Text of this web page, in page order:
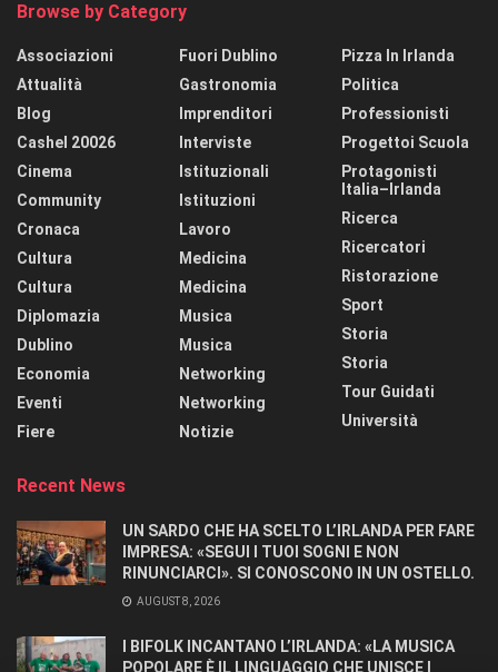
Browse by Category
Associazioni
Attualità
Blog
Cashel 20026
Cinema
Community
Cronaca
Cultura
Cultura
Diplomazia
Dublino
Economia
Eventi
Fiere
Fuori Dublino
Gastronomia
Imprenditori
Interviste
Istituzionali
Istituzioni
Lavoro
Medicina
Medicina
Musica
Musica
Networking
Networking
Notizie
Pizza In Irlanda
Politica
Professionisti
Progettoi Scuola
Protagonisti
Italia–Irlanda
Ricerca
Ricercatori
Ristorazione
Sport
Storia
Storia
Tour Guidati
Università
Recent News
UN SARDO CHE HA SCELTO L’IRLANDA PER FARE
IMPRESA: «SEGUI I TUOI SOGNI E NON
RINUNCIARCI». SI CONOSCONO IN UN OSTELLO.
AUGUST 8, 2026
I BIFOLK INCANTANO L’IRLANDA: «LA MUSICA
POPOLARE È IL LINGUAGGIO CHE UNISCE I